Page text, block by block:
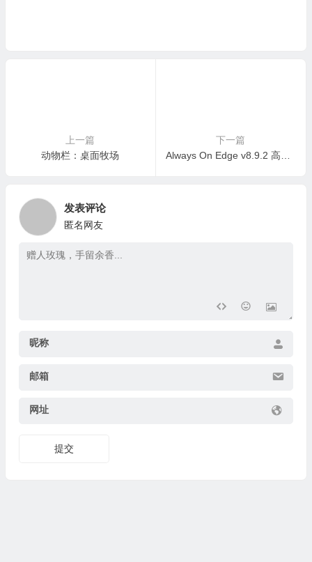
上一篇
动物栏：桌面牧场
下一篇
发表评论
匿名网友
昵称
邮箱
网址
提交